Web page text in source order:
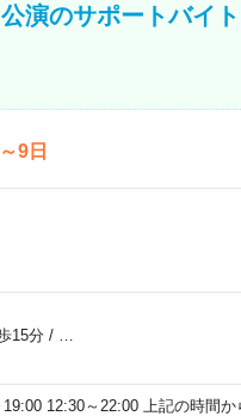
演のサポートバイト
9日
15分/
12:30～22:00 上記の時間か